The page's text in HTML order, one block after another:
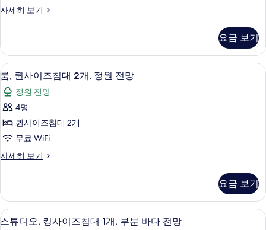
사
두
보
기
망
보
기
즈
대
2
개,
바
다
전
망
사
두
보
자세히 보기
방
사
이
즈
침
대
2
바
다
망
보
기
요금 보기
룸,
퀸
사
이
즈
대
개,
정
원
룸, 퀸사이즈침대 2개, 정원 전망 | 고
3
룸, 퀸사이즈침대 2개, 정원 전망
정원 전망
4명
퀸사이즈침대 2개
무료 WiFi
자세히 보기
룸,
즈
침
대
요금 보기
스
스튜디오, 킹사이즈침대 1개, 부분 바
2
스튜디오, 킹사이즈침대 1개, 부분 바다 전망